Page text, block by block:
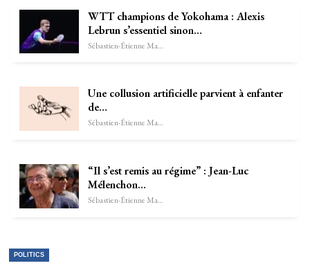
WTT champions de Yokohama : Alexis
Lebrun s’essentiel sinon…
Sébastien-Étienne Marechal
Une collusion artificielle parvient à enfanter
de…
Sébastien-Étienne Marechal
“Il s’est remis au régime” : Jean-Luc
Mélenchon…
Sébastien-Étienne Marechal
POLITICS